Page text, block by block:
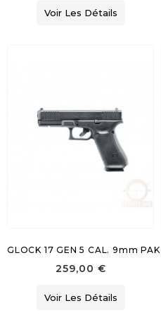
Voir Les Détails
GLOCK 17 GEN 5 CAL. 9mm PAK
259,00 €
Voir Les Détails